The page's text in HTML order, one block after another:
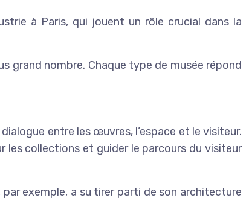
à Paris, qui jouent un rôle crucial dans la
grand nombre. Chaque type de musée répond
entre les œuvres, l’espace et le visiteur.
les collections et guider le parcours du visiteur
par exemple, a su tirer parti de son architecture